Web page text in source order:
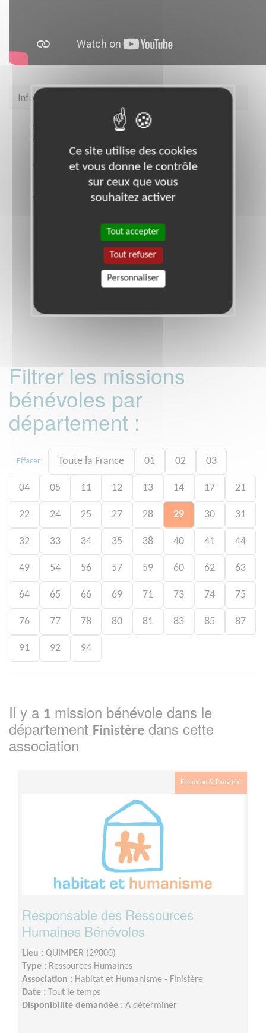
Infos pratiques
https://www.habitat-humanisme.org/
Triangle PUTEAUX (92800)
Heures d'ouverture
Lundi à Vendredi 9 h / 17 h
Ouvrir le plan d'accès
Filtrer les missions
bénévoles par
département :
Effacer Toute la France 01 02 03
04 05 11 12 13 14 17 21
22 24 25 27 28 29 30 31
32 33 34 35 38 40 41 44
49 54 56 57 59 60 62 63
64 65 66 69 71 73 74 75
76 77 78 80 81 83 85 87
91 92 94
Il y a 1 mission bénévole dans le
département Finistère dans cette
association
Exclusion & Pauvreté
Responsable des Ressources
Humaines Bénévoles
Lieu : QUIMPER (29000)
Type : Ressources Humaines
Association : Habitat et Humanisme - Finistère
Date :
Tout le temps
Disponibilité demandée : A déterminer
Ce site utilise des cookies
et vous donne le contrôle
sur ceux que vous
souhaitez activer
Tout accepter
Tout refuser
Personnaliser